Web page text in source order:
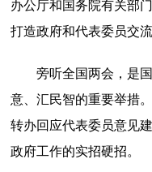
办公厅和国务院有关部
打造政府和代表委员交
旁听全国两会，是
意、汇民智的重要举措
转办回应代表委员意见
政府工作的实招硬招。